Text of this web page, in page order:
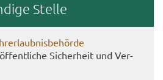
Stel­le
Si­cher­heit und Ver­